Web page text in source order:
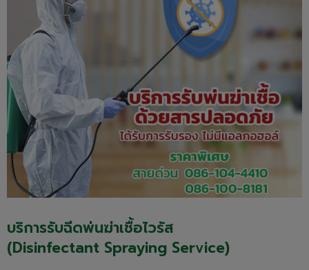
บริการรับฉีดพ่นฆ่าเชื้อไวรัส
(Disinfectant Spraying Service)